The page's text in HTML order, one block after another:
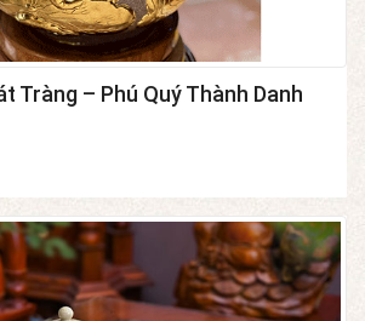
Tràng – Phú Quý Thành Danh